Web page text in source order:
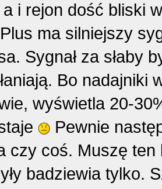
i rejon dość bliski
ma silniejszy
Sygnał za słaby
Bo nadajniki
wyświetla 20-
Pewnie
czy coś. Muszę ten
badziewia tylko.